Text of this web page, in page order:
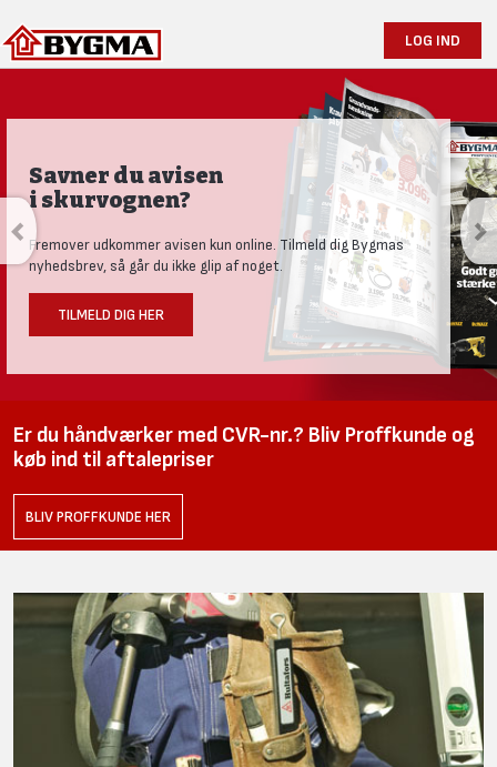
LOG IND
Savner du avisen
i skurvognen?
Fremover udkommer avisen kun online. Tilmeld dig Bygmas
nyhedsbrev, så går du ikke glip af noget.
TILMELD DIG HER
Er du håndværker med CVR-nr.? Bliv Proffkunde og
køb ind til aftalepriser
BLIV PROFFKUNDE HER